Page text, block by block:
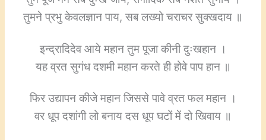
तुमने प्रभु केवलज्ञान पाय, सब लख्यो चराचर सुक्खदाय ॥
इन्द्रादिदेव आये महान तुम पूजा कीनी दुःखहान ।
यह व्रत सुगंध दशमी महान करते ही होवे पाप हान ॥
फिर उद्यापन कीजे महान जिससे पावे व्रत फल महान ।
वर धूप दशांगी लो बनाय दस धूप घटों में दो खिवाय ॥